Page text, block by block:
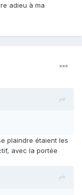
adieu à ma
plaindre étaient les
avec la portée